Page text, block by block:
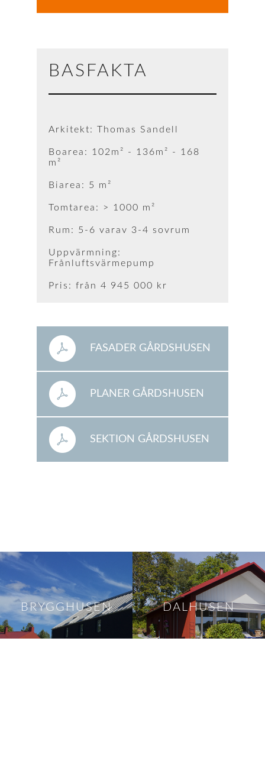
BASFAKTA
Arkitekt: Thomas Sandell
Boarea: 102m² - 136m² - 168
m²
Biarea: 5 m²
Tomtarea: > 1000 m²
Rum: 5-6 varav 3-4 sovrum
Uppvärmning:
Frånluftsvärmepump
Pris: från 4 945 000 kr
FASADER GÅRDSHUSEN
PLANER GÅRDSHUSEN
SEKTION GÅRDSHUSEN
BRYGGHUSEN DALHUSEN